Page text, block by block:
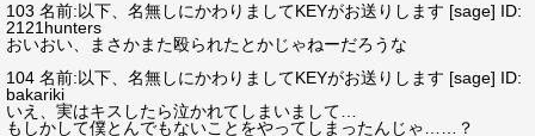
103 名前:以下、名無しにかわりましてKEYがお送りします [sage] ID:
2121hunters
おいおい、まさかまた殴られたとかじゃねーだろうな
104 名前:以下、名無しにかわりましてKEYがお送りします [sage] ID:
bakariki
いえ、実はキスしたら泣かれてしまいまして…
もしかして僕とんでもないことをやってしまったんじゃ……？